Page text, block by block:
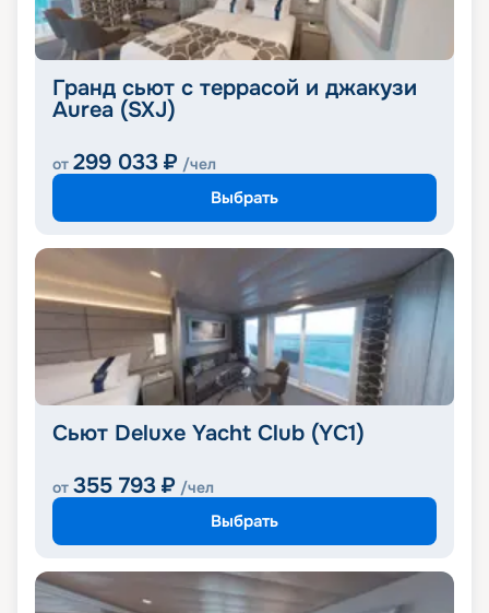
Гранд сьют с террасой и джакузи
Aurea (SXJ)
от 299 033 ₽ /чел
Выбрать
Сьют Deluxe Yacht Club (YC1)
от 355 793 ₽ /чел
Выбрать